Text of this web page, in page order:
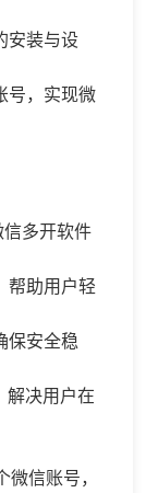
安装与设
号，实现微
多开软件
帮助用户轻
保安全稳
解决用户在
信账号，